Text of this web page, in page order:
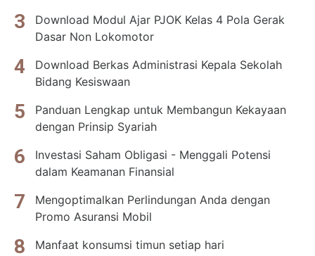
Download Modul Ajar PJOK Kelas 4 Pola Gerak
Dasar Non Lokomotor
Download Berkas Administrasi Kepala Sekolah
Bidang Kesiswaan
Panduan Lengkap untuk Membangun Kekayaan
dengan Prinsip Syariah
Investasi Saham Obligasi - Menggali Potensi
dalam Keamanan Finansial
Mengoptimalkan Perlindungan Anda dengan
Promo Asuransi Mobil
Manfaat konsumsi timun setiap hari